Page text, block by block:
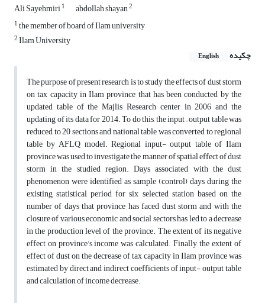
Ali Sayehmiri1 abdollah shayan2
1the member of board of Ilam university
2Ilam University
چکیده
English
The purpose of present research is to study the effects of dust storm
on tax capacity in Ilam province that has been conducted by the
updated table of the Majlis Research center in 2006 and the
updating of its data for 2014. To do this, the input – output table was
reduced to 20 sections and national table was converted to regional
table by AFLQ model. Regional input- output table of Ilam
province was used to investigate the manner of spatial effect of dust
storm in the studied region. Days associated with the dust
phenomenon were identified as sample (control) days during the
existing statistical period for six selected station based on the
number of days that province has faced dust storm and with the
closure of various economic and social sectors has led to a decrease
in the production level of the province. The extent of its negative
effect on province’s income was calculated. Finally, the extent of
effect of dust on the decrease of tax capacity in Ilam province was
estimated by direct and indirect coefficients of input- output table
and calculation of income decrease.